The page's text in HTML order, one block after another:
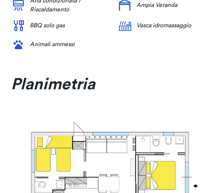
Riscaldamento
Ampia Veranda
BBQ solo gas Vasca idromassaggio
Animali ammessi
Planimetria